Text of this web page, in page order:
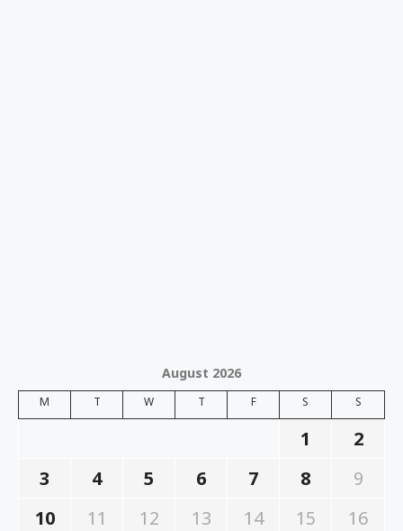
August 2026
M T W T F S S
1
2
3
4 5 6 7 8
9
10
11 12 13 14 15
16